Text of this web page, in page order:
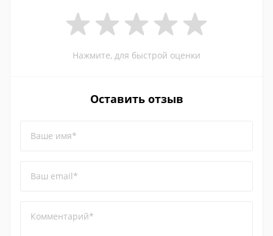
Нажмите, для быстрой оценки
Оставить отзыв
Ваше имя*
Ваш email*
Комментарий*